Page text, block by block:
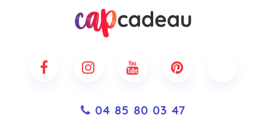
04 85 80 03 47